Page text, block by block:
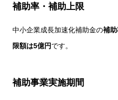
補助率・補助上限
中小企業成長加速化補助金の補
限額は5億円です。
補助事業実施期間